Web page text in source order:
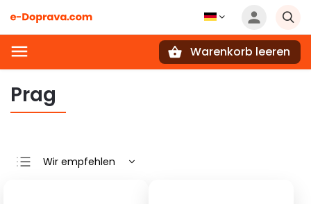
Warenkorb leeren
Prag
Wir empfehlen